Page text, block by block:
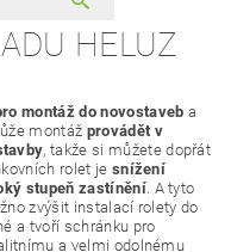
HELUZ
montáž do novostaveb a
montáž provádět v
, takže si můžete dopřát
rolet je snížení
stupeň zastínění. A tyto
zvýšit instalací rolety do
a tvoří schránku pro
a velmi odolnému